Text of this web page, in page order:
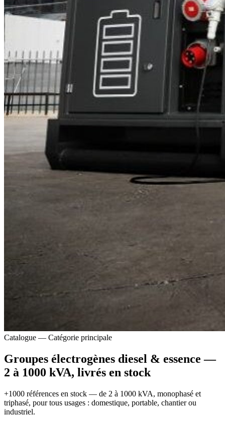
Catalogue — Catégorie principale
Groupes électrogènes diesel & essence —
2 à 1000 kVA, livrés en stock
+1000 références en stock — de 2 à 1000 kVA, monophasé et
triphasé, pour tous usages : domestique, portable, chantier ou
industriel.